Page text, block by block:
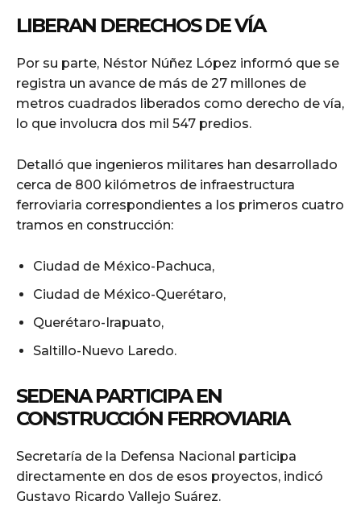
LIBERAN DERECHOS DE VÍA
Por su parte, Néstor Núñez López informó que se
registra un avance de más de 27 millones de
metros cuadrados liberados como derecho de vía,
lo que involucra dos mil 547 predios.
Detalló que ingenieros militares han desarrollado
cerca de 800 kilómetros de infraestructura
ferroviaria correspondientes a los primeros cuatro
tramos en construcción:
Ciudad de México-Pachuca,
Ciudad de México-Querétaro,
Querétaro-Irapuato,
Saltillo-Nuevo Laredo.
SEDENA PARTICIPA EN
CONSTRUCCIÓN FERROVIARIA
Secretaría de la Defensa Nacional participa
directamente en dos de esos proyectos, indicó
Gustavo Ricardo Vallejo Suárez.